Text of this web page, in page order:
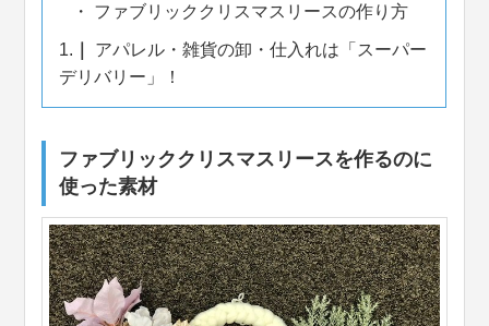
ファブリッククリスマスリースの作り方
1.
アパレル・雑貨の卸・仕入れは「スーパー
デリバリー」！
ファブリッククリスマスリースを作るのに
使った素材